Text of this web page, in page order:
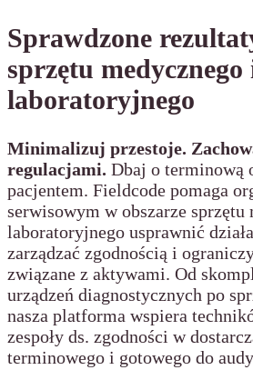
Sprawdzone
sprzętu medycznego
laboratoryjnego
Minimalizuj przestoje.
regulacjami. Dbaj o terminową
pacjentem. Fieldcode pomaga
serwisowym w obszarze sprzętu
laboratoryjnego usprawnić
zarządzać zgodnością i
związane z aktywami. Od
urządzeń diagnostycznych po
nasza platforma wspiera
zespoły ds. zgodności w
terminowego i gotowego do